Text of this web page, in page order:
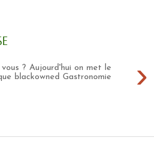
›
? Aujourd'hui on met le
blackowned Gastronomie